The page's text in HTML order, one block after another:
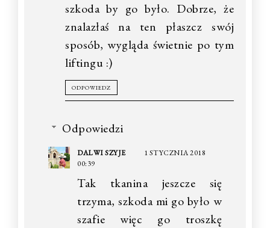
szkoda by go było. Dobrze, że
znalazłaś na ten płaszcz swój
sposób, wygląda świetnie po tym
liftingu :)
ODPOWIEDZ
Odpowiedzi
DALWI SZYJE
1 STYCZNIA 2018
00:39
Tak tkanina jeszcze się
trzyma, szkoda mi go było w
szafie więc go troszkę